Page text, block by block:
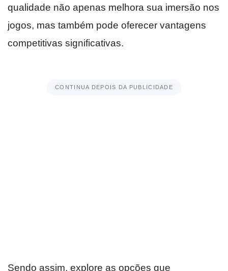
qualidade não apenas melhora sua imersão nos
jogos, mas também pode oferecer vantagens
competitivas significativas.
CONTINUA DEPOIS DA PUBLICIDADE
Sendo assim, explore as opções que